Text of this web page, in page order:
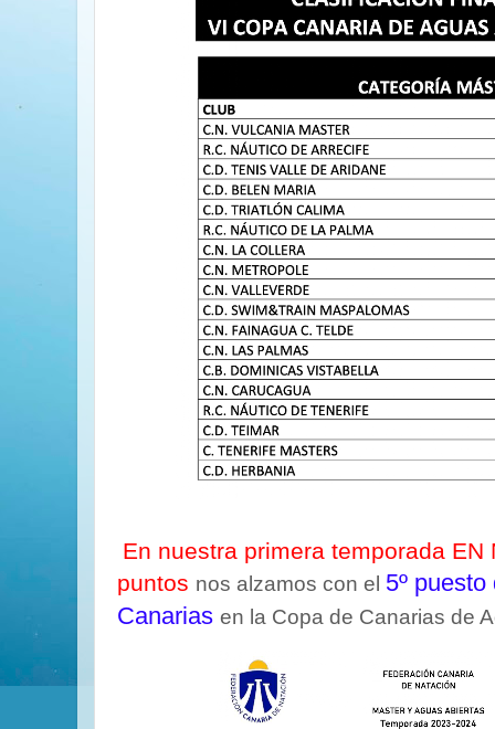
En nuestra primera temporada EN
puntos nos alzamos con el 5º
Canarias en la Copa de Canarias de